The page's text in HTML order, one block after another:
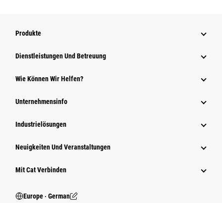
Produkte
Dienstleistungen Und Betreuung
Wie Können Wir Helfen?
Unternehmensinfo
Industrielösungen
Neuigkeiten Und Veranstaltungen
Mit Cat Verbinden
Europe ‧ German